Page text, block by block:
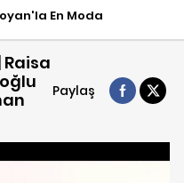
En Moda
Raisa
Paylaş